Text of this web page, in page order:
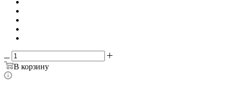
В корзину